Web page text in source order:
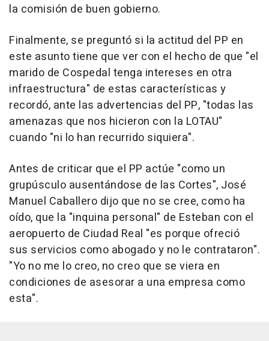
la comisión de buen gobierno.
Finalmente, se preguntó si la actitud del PP en
este asunto tiene que ver con el hecho de que "el
marido de Cospedal tenga intereses en otra
infraestructura" de estas características y
recordó, ante las advertencias del PP, "todas las
amenazas que nos hicieron con la LOTAU"
cuando "ni lo han recurrido siquiera".
Antes de criticar que el PP actúe "como un
grupúsculo ausentándose de las Cortes", José
Manuel Caballero dijo que no se cree, como ha
oído, que la "inquina personal" de Esteban con el
aeropuerto de Ciudad Real "es porque ofreció
sus servicios como abogado y no le contrataron".
"Yo no me lo creo, no creo que se viera en
condiciones de asesorar a una empresa como
esta".